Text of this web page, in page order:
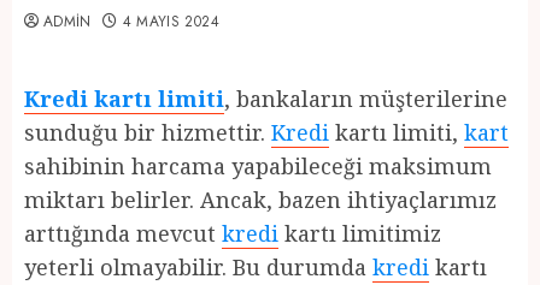
ADMIN 4 MAYIS 2024
Kredi kartı limiti, bankaların müşterilerine
sunduğu bir hizmettir. Kredi kartı limiti, kart
sahibinin harcama yapabileceği maksimum
miktarı belirler. Ancak, bazen ihtiyaçlarımız
arttığında mevcut kredi kartı limitimiz
yeterli olmayabilir. Bu durumda kredi kartı